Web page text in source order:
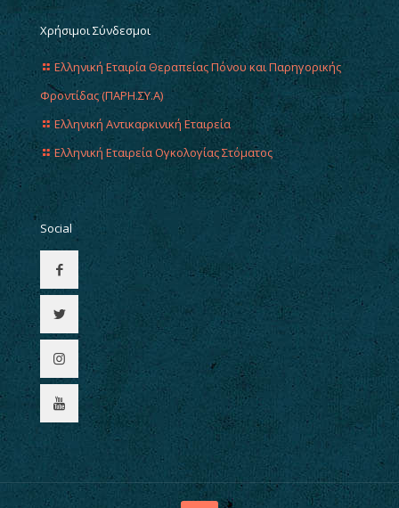
Χρήσιμοι Σύνδεσμοι
Ελληνική Εταιρία Θεραπείας Πόνου και Παρηγορικής
Φροντίδας (ΠΑΡΗ.ΣΥ.Α)
Ελληνική Αντικαρκινική Εταιρεία
Ελληνική Εταιρεία Ογκολογίας Στόματος
Social